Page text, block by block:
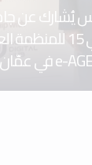
عن
في المؤتمر الدولي